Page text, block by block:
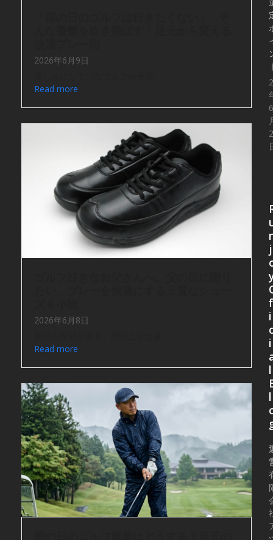
2026年6月9日
Read more
2026年6月8日
Read more
6
j
i
i
l
l